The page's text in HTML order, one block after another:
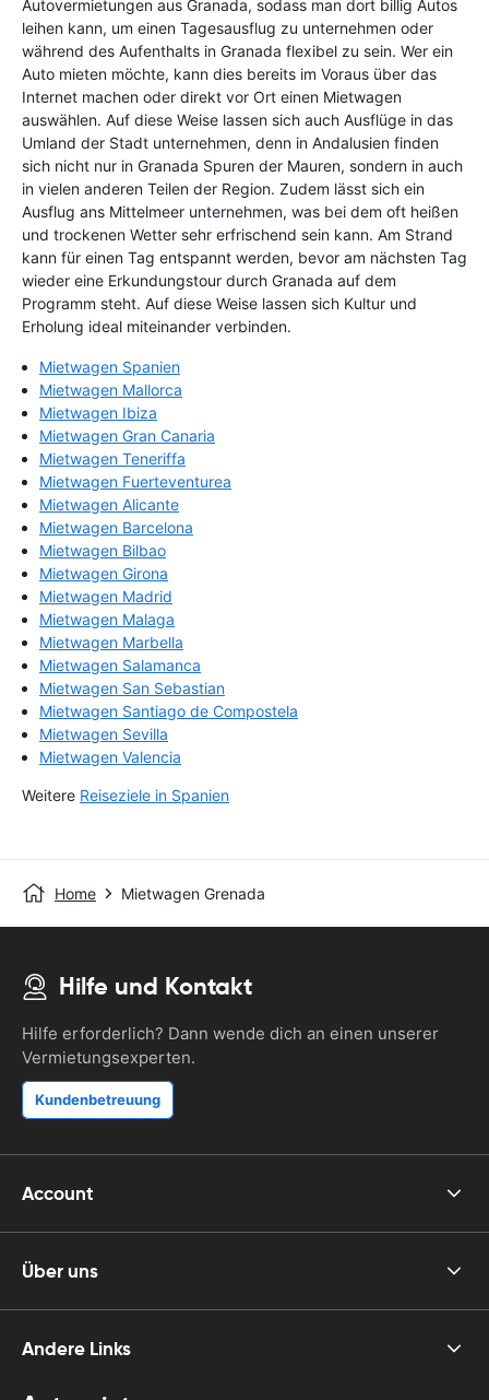
Autovermietungen aus Granada, sodass man dort billig Autos
leihen kann, um einen Tagesausflug zu unternehmen oder
während des Aufenthalts in Granada flexibel zu sein. Wer ein
Auto mieten möchte, kann dies bereits im Voraus über das
Internet machen oder direkt vor Ort einen Mietwagen
auswählen. Auf diese Weise lassen sich auch Ausflüge in das
Umland der Stadt unternehmen, denn in Andalusien finden
sich nicht nur in Granada Spuren der Mauren, sondern in auch
in vielen anderen Teilen der Region. Zudem lässt sich ein
Ausflug ans Mittelmeer unternehmen, was bei dem oft heißen
und trockenen Wetter sehr erfrischend sein kann. Am Strand
kann für einen Tag entspannt werden, bevor am nächsten Tag
wieder eine Erkundungstour durch Granada auf dem
Programm steht. Auf diese Weise lassen sich Kultur und
Erholung ideal miteinander verbinden.
Mietwagen Spanien
Mietwagen Mallorca
Mietwagen Ibiza
Mietwagen Gran Canaria
Mietwagen Teneriffa
Mietwagen Fuerteventurea
Mietwagen Alicante
Mietwagen Barcelona
Mietwagen Bilbao
Mietwagen Girona
Mietwagen Madrid
Mietwagen Malaga
Mietwagen Marbella
Mietwagen Salamanca
Mietwagen San Sebastian
Mietwagen Santiago de Compostela
Mietwagen Sevilla
Mietwagen Valencia
Weitere Reiseziele in Spanien
Home Mietwagen Grenada
Hilfe und Kontakt
Hilfe erforderlich? Dann wende dich an einen unserer
Vermietungsexperten.
Kundenbetreuung
Account
Über uns
Andere Links